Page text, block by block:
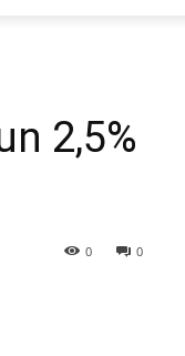
2,5%
0
0